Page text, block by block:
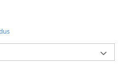
5.0 – Rapidă și stabilă
rapidășifiabilăcu
posibilitatea de a reda